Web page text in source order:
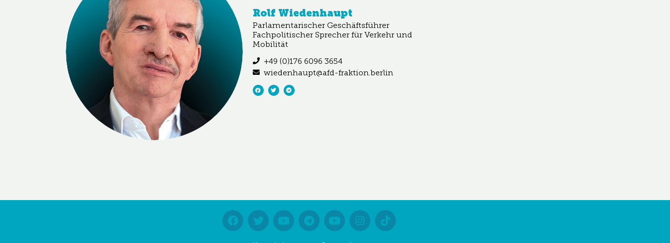
Rolf Wiedenhaupt
Parlamentarischer Geschäftsführer
Fachpolitischer Sprecher für Verkehr und
Mobilität
+49 (0)176 6096 3654
wiedenhaupt@afd-fraktion.berlin